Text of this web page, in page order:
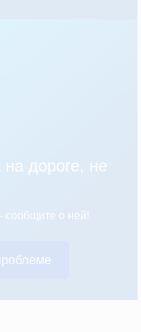
дороге, не
сообщите о ней!